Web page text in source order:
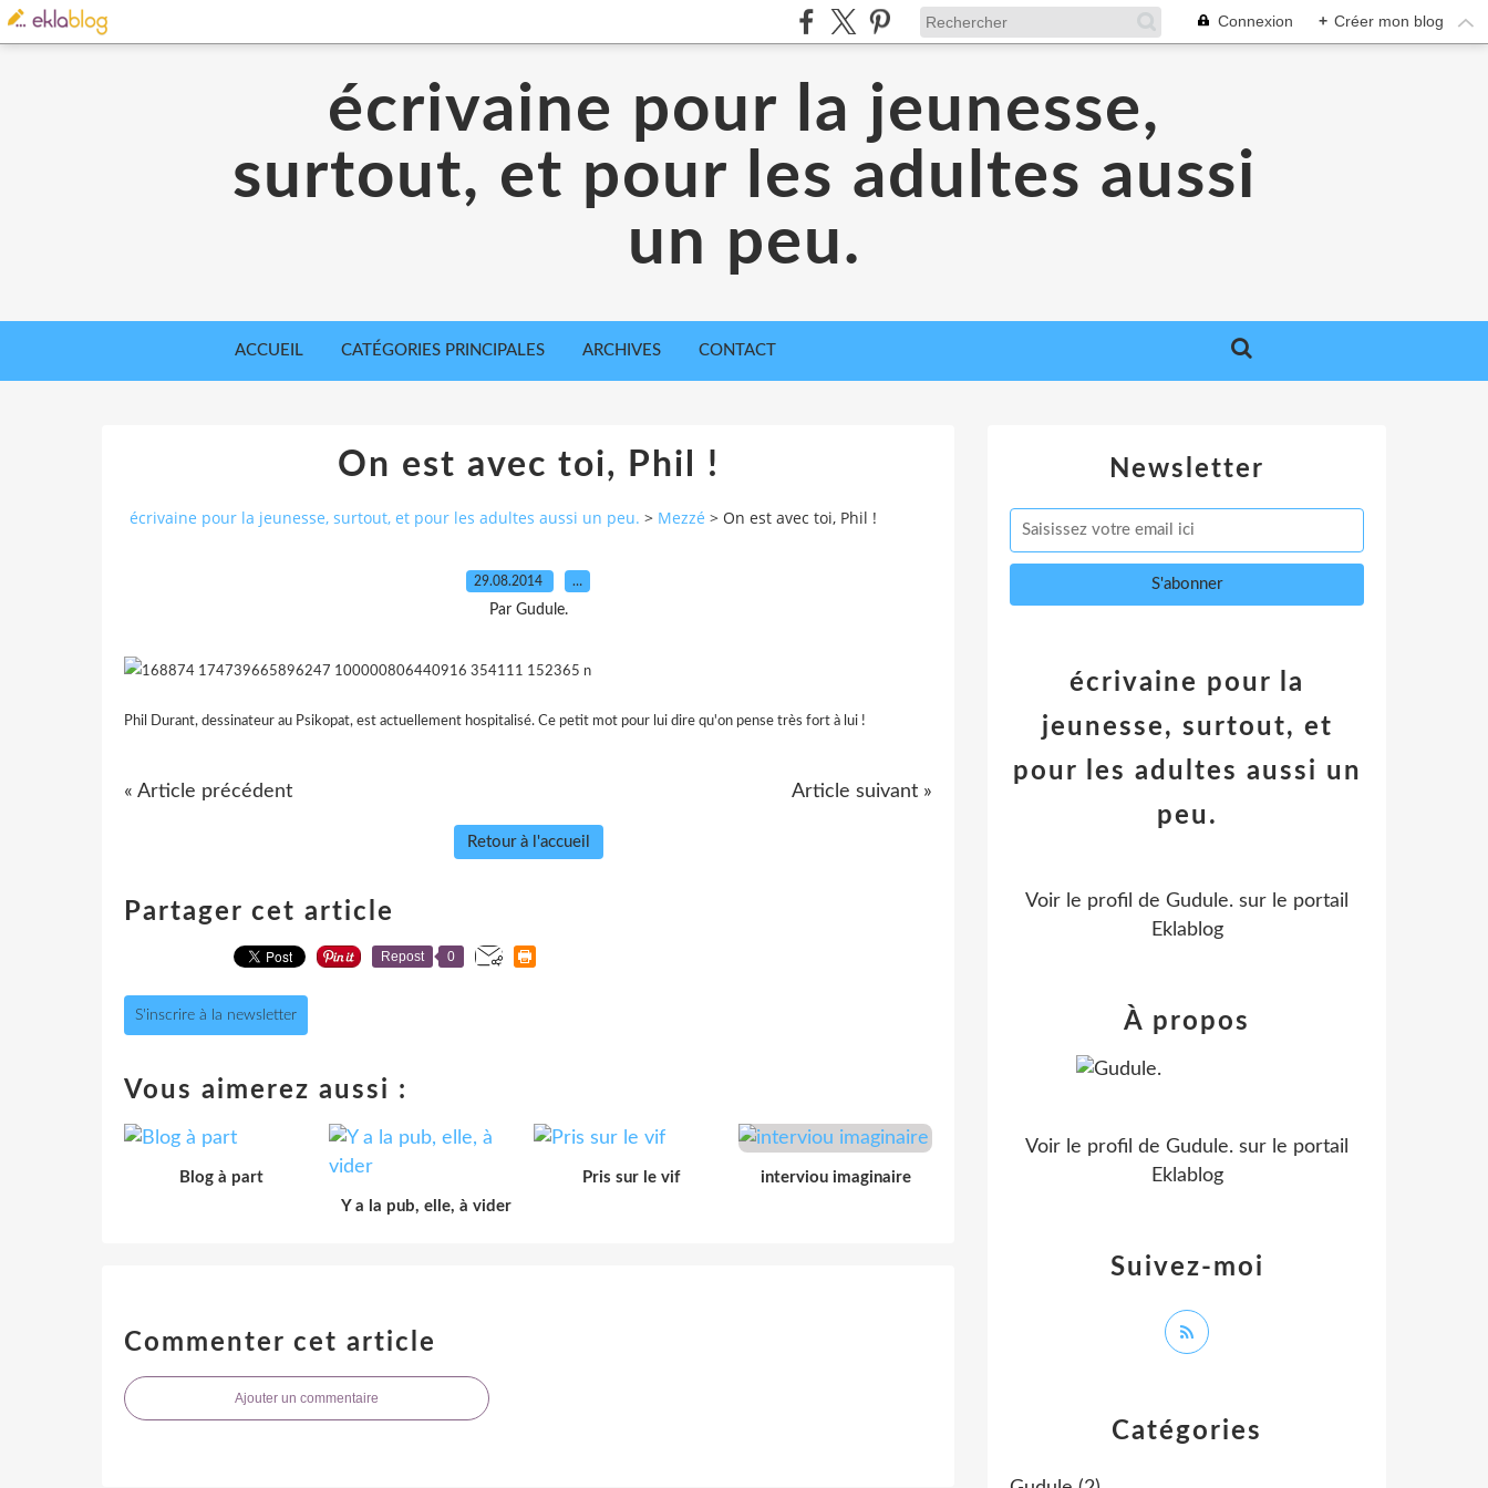
Connexion + Créer mon blog
écrivaine pour la jeunesse,
surtout, et pour les adultes aussi
un peu.
ACCUEIL CATÉGORIES PRINCIPALES ARCHIVES CONTACT
On est avec toi, Phil !
écrivaine pour la jeunesse, surtout, et pour les adultes aussi un peu. > Mezzé > On est avec toi, Phil !
29.08.2014 …
Par Gudule.
Phil Durant, dessinateur au Psikopat, est actuellement hospitalisé. Ce petit mot pour lui dire qu'on pense très fort à lui !
« Article précédent Article suivant »
Retour à l'accueil
Partager cet article
Repost 0
S'inscrire à la newsletter
Vous aimerez aussi :
Blog à part
Y a la pub, elle, à vider
Pris sur le vif interviou imaginaire
Commenter cet article
Ajouter un commentaire
Newsletter
Catégories
écrivaine pour la
jeunesse, surtout, et
pour les adultes aussi un
peu.
Voir le profil de Gudule. sur le portail
Eklablog
Suivez-moi
À propos
Voir le profil de Gudule. sur le portail
Eklablog